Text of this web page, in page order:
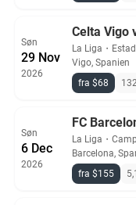
Søn
29 Nov
2026
Celta Vigo
La Liga ・
Vigo, Spanien
fra $68
Søn
6 Dec
2026
FC
La Liga ・
Barcelona,
fra $155